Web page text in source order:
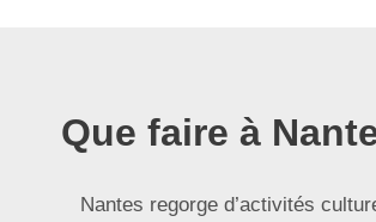
Que faire à
Nantes regorge d’activités